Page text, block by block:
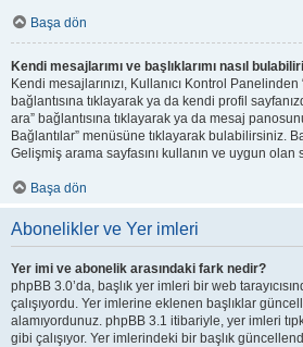
Başa dön
Kendi mesajlarımı ve başlıklarımı nasıl
Kendi mesajlarınızı, Kullanıcı Kontrol Panelinden
bağlantısına tıklayarak ya da kendi profil
ara” bağlantısına tıklayarak ya da mesaj
Bağlantılar” menüsüne tıklayarak bulabilirsiniz.
Gelişmiş arama sayfasını kullanın ve uygun
Başa dön
Abonelikler ve Yer imleri
Yer imi ve abonelik arasındaki fark nedir?
phpBB 3.0’da, başlık yer imleri bir web
çalışıyordu. Yer imlerine eklenen başlıklar
alamıyordunuz. phpBB 3.1 itibariyle, yer imleri
gibi çalışıyor. Yer imlerindeki bir başlık